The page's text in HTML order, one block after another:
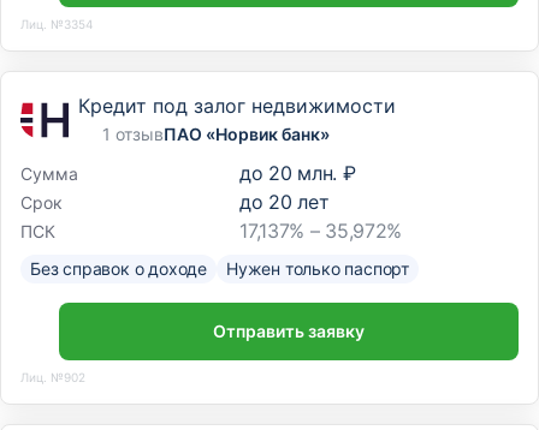
Лиц. №3354
Кредит под залог недвижимости
1 отзывПАО «Норвик банк»
Сумма
до 20 млн. ₽
Срок до 20 лет
ПСК 17,137% – 35,972%
Без справок о доходе Нужен только паспорт
Отправить заявку
Лиц. №902